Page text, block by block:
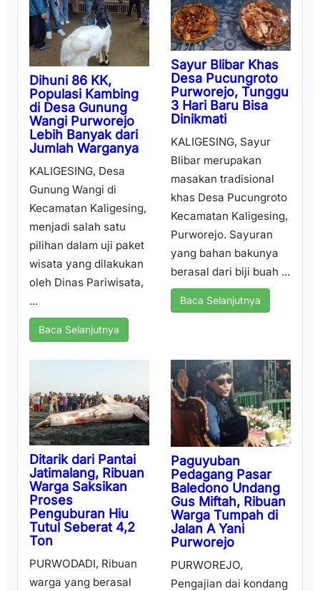
Dihuni 86 KK,
Populasi Kambing
di Desa Gunung
Wangi Purworejo
Lebih Banyak dari
Jumlah Warganya
KALIGESING, Desa
Gunung Wangi di
Kecamatan Kaligesing,
menjadi salah satu
pilihan dalam uji paket
wisata yang dilakukan
oleh Dinas Pariwisata,
...
Baca Selanjutnya
Sayur Blibar Khas
Desa Pucungroto
Purworejo, Tunggu
3 Hari Baru Bisa
Dinikmati
KALIGESING, Sayur
Blibar merupakan
masakan tradisional
khas Desa Pucungroto
Kecamatan Kaligesing,
Purworejo. Sayuran
yang bahan bakunya
berasal dari biji buah ...
Baca Selanjutnya
Ditarik dari Pantai
Jatimalang, Ribuan
Warga Saksikan
Proses
Penguburan Hiu
Tutul Seberat 4,2
Ton
PURWODADI, Ribuan
warga yang berasal
Paguyuban
Pedagang Pasar
Baledono Undang
Gus Miftah, Ribuan
Warga Tumpah di
Jalan A Yani
Purworejo
PURWOREJO,
Pengajian dai kondang